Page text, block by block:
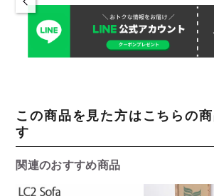
この商品を見た方はこちらの
す
関連のおすすめ商品